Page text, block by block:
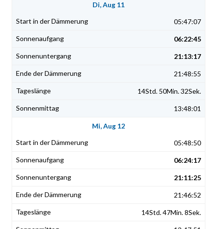
Di, Aug 11
05:47:07
06:22:45
21:13:17
21:48:55
14Std. 50Min. 32Sek.
13:48:01
Mi, Aug 12
05:48:50
06:24:17
21:11:25
21:46:52
14Std. 47Min. 8Sek.